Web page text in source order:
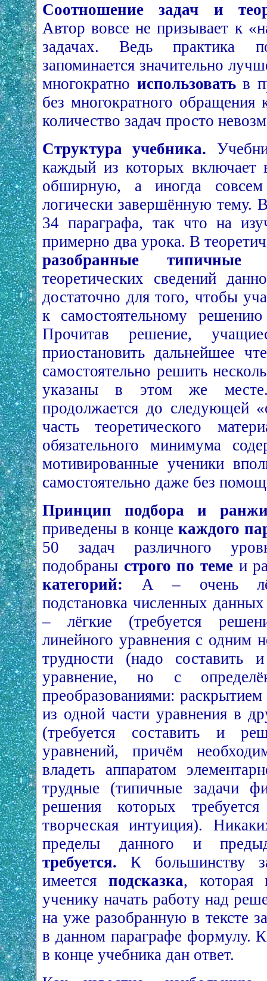
Соотношение задач и
Автор вовсе не призывает к
задачах. Ведь практика
запоминается значительно
многократно использоватьв
без многократного
количество задач просто
Структура учебника.
каждый из которых включает
обширную, а иногда
логически завершённую тему.
34 параграфа, так что на
примерно два урока. В
разобранные типичные
теоретических сведений
достаточно для того, чтобы
к самостоятельному
Прочитав решение,
приостановить дальнейшее
самостоятельно решить
указаны в этом же
продолжается до следующей
часть теоретического
обязательного минимума
мотивированные ученики
самостоятельно даже без
Принцип подбора и
приведены в конце каждого
50 задач различного
подобраны строго по темеи
категорий: А – очень
подстановка численных
– лёгкие (требуется
линейного уравнения с одним
трудности (надо составить
уравнение, но с
преобразованиями:
из одной части уравнения в
(требуется составить и
уравнений, причём
владеть аппаратом
трудные (типичные задачи
решения которых
творческая интуиция).
пределы данного и
требуется. К большинству
имеется подсказка, которая
ученику начать работу над
на уже разобранную в тексте
в данном параграфе формулу.
в конце учебника дан ответ.